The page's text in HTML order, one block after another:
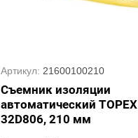
Артикул: 21600100210
Съемник изоляции
автоматический TOPEX
32D806, 210 мм